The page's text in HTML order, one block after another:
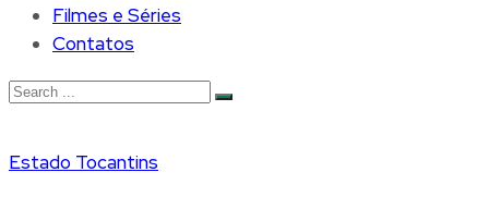
Filmes e Séries
Contatos
Estado Tocantins